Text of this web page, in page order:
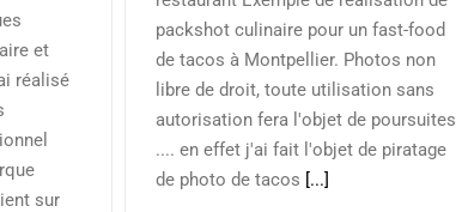
et
réalisé
sur
packshot culinaire pour un fast-food
de tacos à Montpellier. Photos non
libre de droit, toute utilisation sans
autorisation fera l'objet de poursuites
.... en effet j'ai fait l'objet de piratage
de photo de tacos [...]